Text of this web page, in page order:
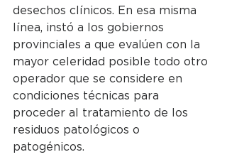
desechos clínicos. En esa misma
línea, instó a los gobiernos
provinciales a que evalúen con la
mayor celeridad posible todo otro
operador que se considere en
condiciones técnicas para
proceder al tratamiento de los
residuos patológicos o
patogénicos.